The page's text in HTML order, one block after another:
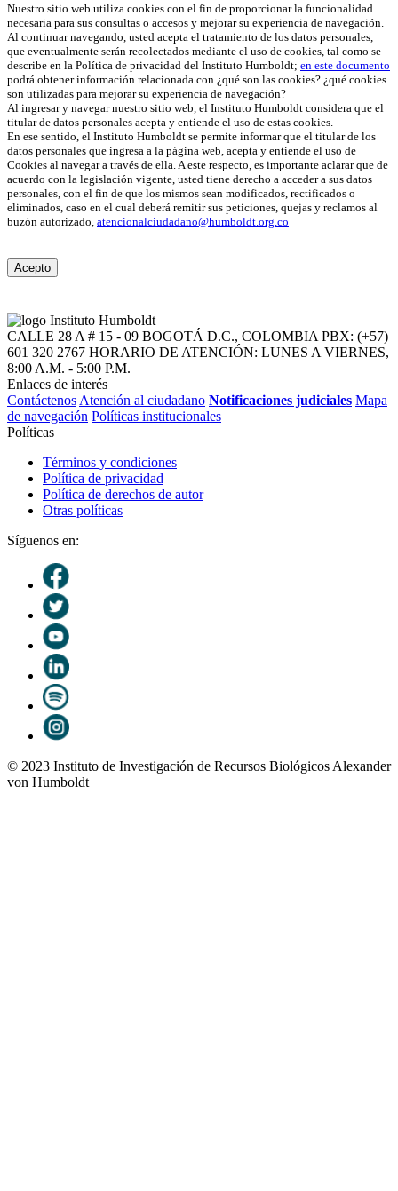
Nuestro sitio web utiliza cookies con el fin de proporcionar la funcionalidad
necesaria para sus consultas o accesos y mejorar su experiencia de navegación.
Al continuar navegando, usted acepta el tratamiento de los datos personales,
que eventualmente serán recolectados mediante el uso de cookies, tal como se
describe en la Política de privacidad del Instituto Humboldt; en este documento
podrá obtener información relacionada con ¿qué son las cookies? ¿qué cookies
son utilizadas para mejorar su experiencia de navegación?
Al ingresar y navegar nuestro sitio web, el Instituto Humboldt considera que el
titular de datos personales acepta y entiende el uso de estas cookies.
En ese sentido, el Instituto Humboldt se permite informar que el titular de los
datos personales que ingresa a la página web, acepta y entiende el uso de
Cookies al navegar a través de ella. A este respecto, es importante aclarar que de
acuerdo con la legislación vigente, usted tiene derecho a acceder a sus datos
personales, con el fin de que los mismos sean modificados, rectificados o
eliminados, caso en el cual deberá remitir sus peticiones, quejas y reclamos al
buzón autorizado, atencionalciudadano@humboldt.org.co
Acepto
CALLE 28 A # 15 - 09 BOGOTÁ D.C., COLOMBIA PBX: (+57)
601 320 2767 HORARIO DE ATENCIÓN: LUNES A VIERNES,
8:00 A.M. - 5:00 P.M.
Enlaces de interés
Contáctenos Atención al ciudadano Notificaciones judiciales Mapa
de navegación Políticas institucionales
Políticas
Términos y condiciones
Política de privacidad
Política de derechos de autor
Otras políticas
Síguenos en:
© 2023 Instituto de Investigación de Recursos Biológicos Alexander
von Humboldt